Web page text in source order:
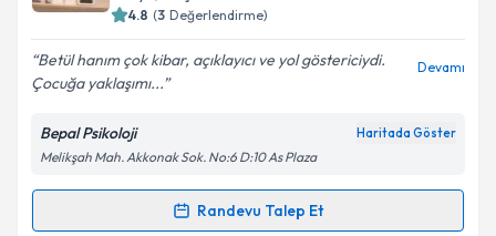
4.8 (3 Değerlendirme)
Betül hanım çok kibar, açıklayıcı ve yol göstericiydi.
Çocuğa yaklaşımı...
Devamı
Bepal Psikoloji Haritada Göster
Melikşah Mah. Akkonak Sok. No:6 D:10 As Plaza
Randevu Talep Et
Randevu Takvimi Talebi